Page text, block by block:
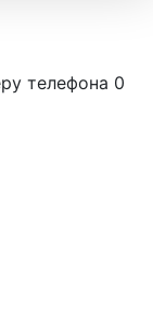
телефона 0